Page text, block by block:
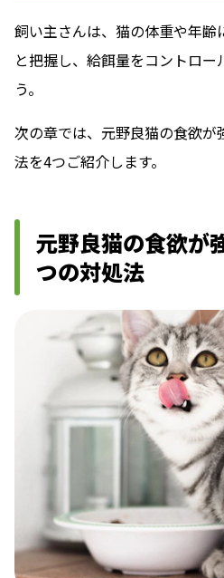
飼い主さんは、猫の体重や年
と把握し、給餌量をコントロー
う。
次の章では、元野良猫の食欲
法を4つご紹介します。
元野良猫の食欲が
つの対処法